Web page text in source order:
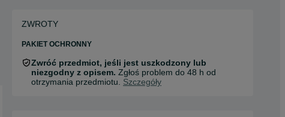
ZWROTY
PAKIET OCHRONNY
Zwróć przedmiot, jeśli jest uszkodzony lub
niezgodny z opisem. Zgłoś problem do 48 h od
otrzymania przedmiotu. Szczegóły